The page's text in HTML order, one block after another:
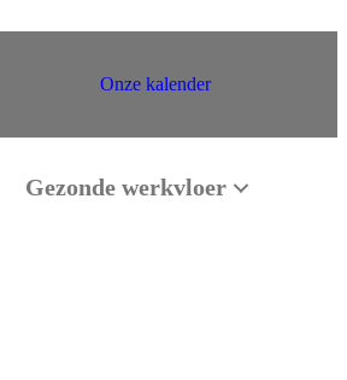
Onze kalender
Gezonde werkvloer